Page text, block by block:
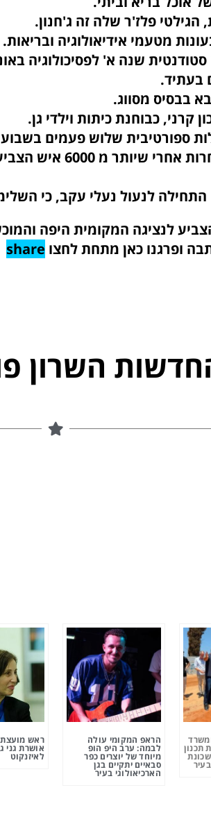
סטודנטית שנה א' לפסיכולוגיה
בעתיד.
9. נכנסה לתחרות
לנציגה המקומית היפה
ופרגנו כאן מתחת לחצו share
השרון
תכנון
הראפ המקומי עולה
לבמה: ערב היפ הופ
מיוחד של יוצרים כפר
סבאיים יתקיים בגן
הארכיאולוגי בעיר
ראש מועצת
אושרת גני
לאיזנקוט